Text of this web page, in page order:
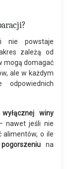
nie powstaje
zależą od
mogą domagać
ale w każdym
odpowiednich
winy
nawet jeśli nie
alimentów, o ile
na